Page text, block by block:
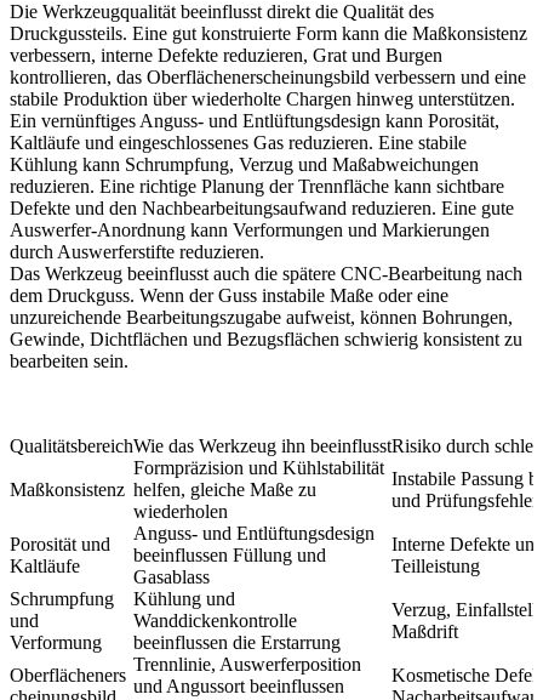
Die Werkzeugqualität beeinflusst direkt die Qualität des
Druckgussteils. Eine gut konstruierte Form kann die Maßkonsistenz
verbessern, interne Defekte reduzieren, Grat und Burgen
kontrollieren, das Oberflächenerscheinungsbild verbessern und eine
stabile Produktion über wiederholte Chargen hinweg unterstützen.
Ein vernünftiges Anguss- und Entlüftungsdesign kann Porosität,
Kaltläufe und eingeschlossenes Gas reduzieren. Eine stabile
Kühlung kann Schrumpfung, Verzug und Maßabweichungen
reduzieren. Eine richtige Planung der Trennfläche kann sichtbare
Defekte und den Nachbearbeitungsaufwand reduzieren. Eine gute
Auswerfer-Anordnung kann Verformungen und Markierungen
durch Auswerferstifte reduzieren.
Das Werkzeug beeinflusst auch die spätere CNC-Bearbeitung nach
dem Druckguss. Wenn der Guss instabile Maße oder eine
unzureichende Bearbeitungszugabe aufweist, können Bohrungen,
Gewinde, Dichtflächen und Bezugsflächen schwierig konsistent zu
bearbeiten sein.
QualitätsbereichWie das Werkzeug ihn beeinflusstRisiko durch
Maßkonsistenz
Formpräzision und Kühlstabilität
helfen, gleiche Maße zu
wiederholen
Instabile Passung
und Prüfungsfehler
Porosität und
Kaltläufe
Anguss- und Entlüftungsdesign
beeinflussen Füllung und
Gasablass
Interne Defekte
Teilleistung
Schrumpfung
und
Verformung
Kühlung und
Wanddickenkontrolle
beeinflussen die Erstarrung
Verzug,
Maßdrift
Oberflächeners
Trennlinie, Auswerferposition
und Angussort beeinflussen
Kosmetische